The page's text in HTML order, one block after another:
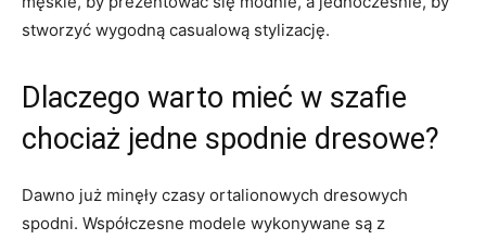
stworzyć wygodną casualową stylizację.
Dlaczego warto mieć w szafie
chociaż jedne spodnie dresowe?
Dawno już minęły czasy ortalionowych dresowych
spodni. Współczesne modele wykonywane są z